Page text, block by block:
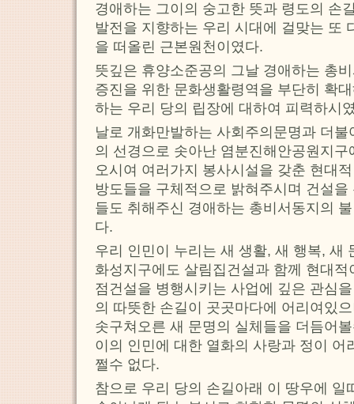
경애하는 그이의 숭고한 뜻과 령도의 손
발전을 지향하는 우리 시대에 걸맞는 또
을 떠올린 근본원천이였다.
뜻깊은 휴양소준공의 그날 경애하는 총
증진을 위한 문화생활령역을 부단히 확
하는 우리 당의 립장에 대하여 피력하시
날로 개화만발하는 사회주의문명과 더
의 선경으로 솟아난 염분진해안공원지
오시여 여러가지 봉사시설을 갖춘 현대
방도들을 구체적으로 밝혀주시며 건설
들도 취해주신 경애하는 총비서동지의
다.
우리 인민이 누리는 새 생활, 새 행복, 새
화성지구에도 살림집건설과 함께 현대
점건설을 병행시키는 사업에 깊은 관심
의 따뜻한 손길이 곳곳마다에 어리여있
솟구쳐오른 새 문명의 실체들을 더듬어
이의 인민에 대한 열화의 사랑과 정이 어
쩔수 없다.
참으로 우리 당의 손길아래 이 땅우에 일